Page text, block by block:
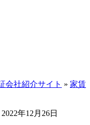
会社紹介サイト » 家賃
2022年12月26日